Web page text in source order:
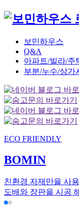
보민하우스
Q&A
아파트/빌라/주
부분/누수/상가
ECO FRIENDLY
BOMIN
친환경 자재만을 사
도배와 장판을 시공